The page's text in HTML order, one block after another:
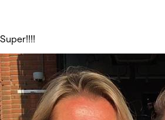
Super!!!!